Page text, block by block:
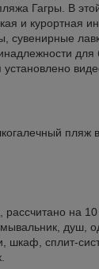
Гагры. В
и курортная
сувенирные
пляж
рассчитано на
душ,
шкаф, сплит-